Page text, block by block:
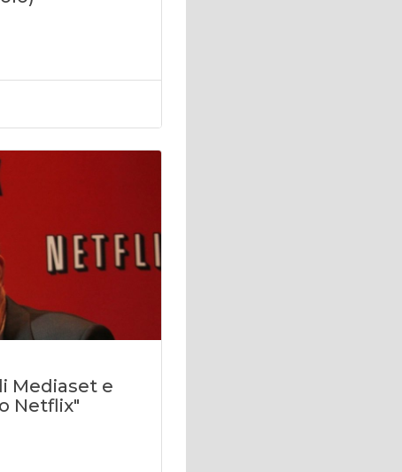
Mediaset e
Netflix"